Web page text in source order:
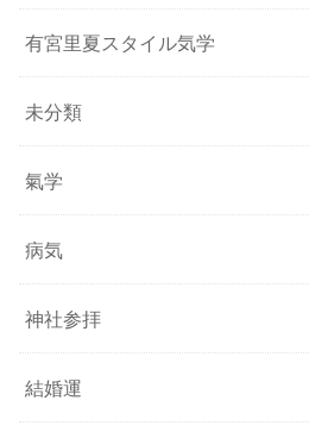
有宮里夏スタイル気学
未分類
氣学
病気
神社参拝
結婚運